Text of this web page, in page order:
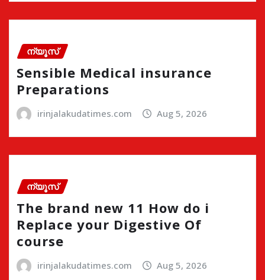
ന്യൂസ്
Sensible Medical insurance
Preparations
irinjalakudatimes.com Aug 5, 2026
ന്യൂസ്
The brand new 11 How do i
Replace your Digestive Of
course
irinjalakudatimes.com Aug 5, 2026